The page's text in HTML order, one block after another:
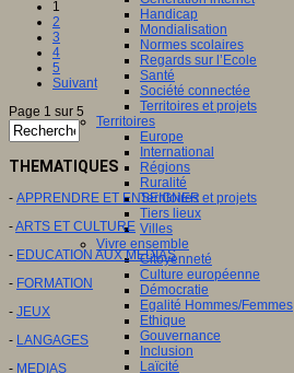
Handicap
Mondialisation
Normes scolaires
Regards sur l’Ecole
Santé
Société connectée
Territoires et projets
Territoires
Europe
International
Régions
Ruralité
Territoires et projets
Tiers lieux
Villes
Vivre ensemble
Citoyenneté
Culture européenne
Démocratie
Egalité Hommes/Femmes
Ethique
Gouvernance
Inclusion
Laïcité
1
2
3
4
5
Suivant
Page 1 sur 5
THEMATIQUES
- APPRENDRE ET ENSEIGNER
-ARTS ET CULTURE
- EDUCATION AUX MEDIAS
- FORMATION
- JEUX
- LANGAGES
- MEDIAS